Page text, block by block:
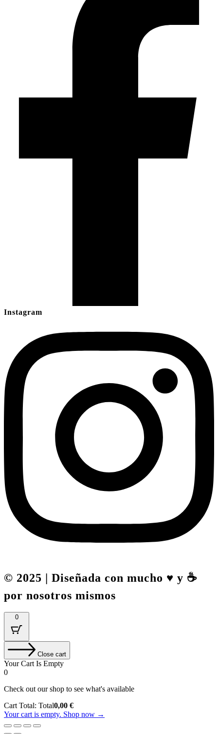
Instagram
© 2025 | Diseñada con mucho ♥️ y ☕
por nosotros mismos
0
Close cart
Your Cart Is Empty
0
Check out our shop to see what's available
Cart Total: Total0,00 €
Your cart is empty. Shop now →